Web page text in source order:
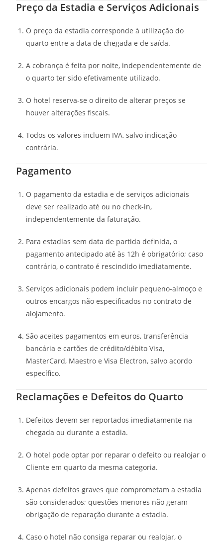
Preço da Estadia e Serviços Adicionais
O preço da estadia corresponde à utilização do
quarto entre a data de chegada e de saída.
A cobrança é feita por noite, independentemente de
o quarto ter sido efetivamente utilizado.
O hotel reserva-se o direito de alterar preços se
houver alterações fiscais.
Todos os valores incluem IVA, salvo indicação
contrária.
Pagamento
O pagamento da estadia e de serviços adicionais
deve ser realizado até ou no check-in,
independentemente da faturação.
Para estadias sem data de partida definida, o
pagamento antecipado até às 12h é obrigatório; caso
contrário, o contrato é rescindido imediatamente.
Serviços adicionais podem incluir pequeno-almoço e
outros encargos não especificados no contrato de
alojamento.
São aceites pagamentos em euros, transferência
bancária e cartões de crédito/débito Visa,
MasterCard, Maestro e Visa Electron, salvo acordo
específico.
Reclamações e Defeitos do Quarto
Defeitos devem ser reportados imediatamente na
chegada ou durante a estadia.
O hotel pode optar por reparar o defeito ou realojar o
Cliente em quarto da mesma categoria.
Apenas defeitos graves que comprometam a estadia
são considerados; questões menores não geram
obrigação de reparação durante a estadia.
Caso o hotel não consiga reparar ou realojar, o